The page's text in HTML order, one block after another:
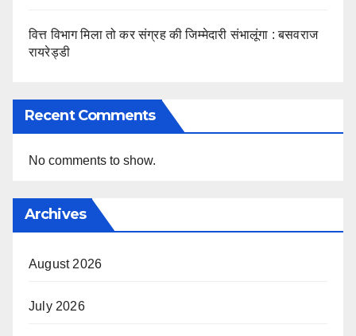
वित्त विभाग मिला तो कर संग्रह की जिम्मेदारी संभालूंगा : बसवराज
रायरेड्डी
Recent Comments
No comments to show.
Archives
August 2026
July 2026